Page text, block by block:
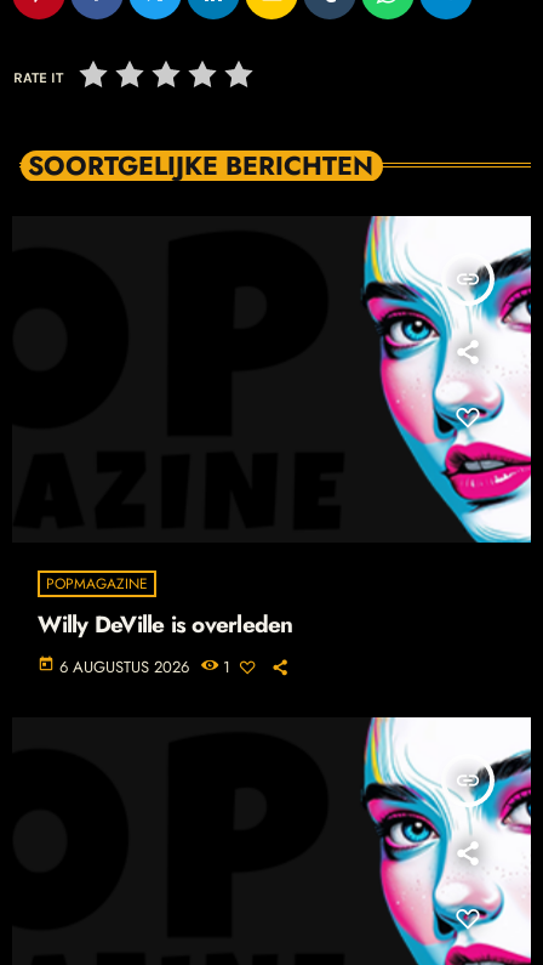
RATE IT
SOORTGELIJKE BERICHTEN
insert_link
POPMAGAZINE
Willy DeVille is overleden
today 6 AUGUSTUS 2026 1
insert_link